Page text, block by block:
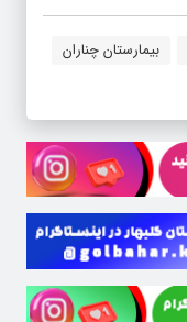
بیمارستان چناران